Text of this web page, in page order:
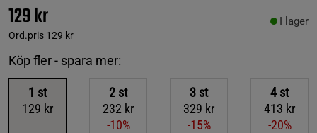
129 kr
Ord.pris 129 kr
I lager
Köp fler - spara mer:
1 st
129 kr
2 st
232 kr
-10%
3 st
329 kr
-15%
4 st
413 kr
-20%